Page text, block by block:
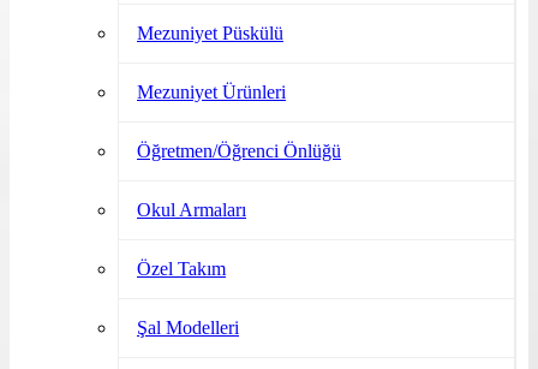
Mezuniyet Püskülü
Mezuniyet Ürünleri
Öğretmen/Öğrenci Önlüğü
Okul Armaları
Özel Takım
Şal Modelleri